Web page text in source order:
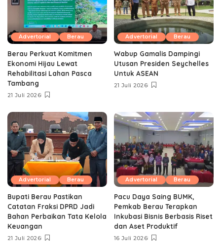
Advertorial Berau
Berau Perkuat Komitmen
Ekonomi Hijau Lewat
Rehabilitasi Lahan Pasca
Tambang
21 Juli 2026
Advertorial Berau
Wabup Gamalis Dampingi
Utusan Presiden Seychelles
Untuk ASEAN
21 Juli 2026
Advertorial Berau
Bupati Berau Pastikan
Catatan Fraksi DPRD Jadi
Bahan Perbaikan Tata Kelola
Keuangan
21 Juli 2026
Advertorial Berau
Pacu Daya Saing BUMK,
Pemkab Berau Terapkan
Inkubasi Bisnis Berbasis Riset
dan Aset Produktif ‎
16 Juli 2026